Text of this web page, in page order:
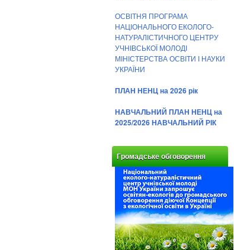
ОСВІТНЯ ПРОГРАМА
НАЦІОНАЛЬНОГО ЕКОЛОГО-
НАТУРАЛІСТИЧНОГО ЦЕНТРУ
УЧНІВСЬКОЇ МОЛОДІ
МІНІСТЕРСТВА ОСВІТИ І НАУКИ
УКРАЇНИ
ПЛАН НЕНЦ на 2026 рік
НАВЧАЛЬНИЙ ПЛАН НЕНЦ на
2025/2026 НАВЧАЛЬНИЙ РІК
Громадське обговорення